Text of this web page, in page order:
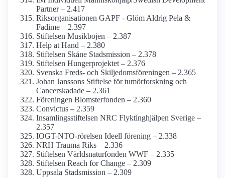
Partner – 2.417
Riks­organisationen GAPF - Glöm Aldrig Pela &
Fadime – 2.397
Stiftelsen Musikbojen – 2.387
Help at Hand – 2.380
Stiftelsen Skåne Stadsmission – 2.378
Stiftelsen Hungerprojektet – 2.376
Svenska Freds- och Skiljedoms­föreningen – 2.365
Johan Janssons Stiftelse för tumör­forskning och
Cancer­skadade – 2.361
Föreningen Blomster­fonden – 2.360
Convictus – 2.359
Insamlings­stiftelsen NRC Flyktinghjälpen Sverige –
2.357
IOGT-NTO-rörelsen Ideell förening – 2.338
NRH Trauma Riks – 2.336
Stiftelsen Världsnaturfonden WWF – 2.335
Stiftelsen Reach for Change – 2.309
Uppsala Stadsmission – 2.309